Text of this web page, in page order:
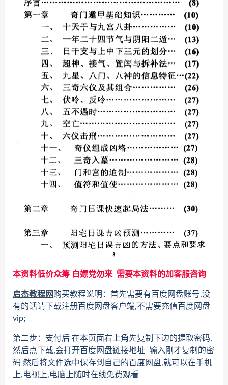
本资料低价众筹 白嫖党勿来 需要本资料的加客服咨询
启杰教程网购买教程说明：首先需要有百度网盘账号,没
有的话请下载注册百度网盘客户端,不需要充值百度网盘
vip;
第二步：支付后 在本页面右上角先复制下边的提取密码,
然后点下载,会打开百度网盘链接地址 输入刚才复制的密
码 然后将文件选中保存到自己的百度网盘,就可以在手机
上,电视上,电脑上随时在线免费观看